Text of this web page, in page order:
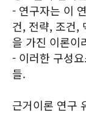
- 연구자는 이
건, 전략, 조건,
을 가진 이론이
- 이러한 구성
들.
근거이론 연구